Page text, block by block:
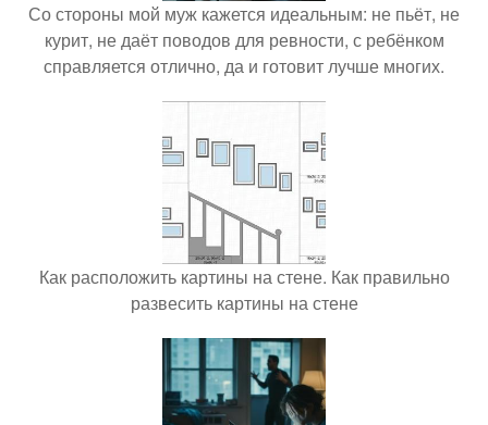
Со стороны мой муж кажется идеальным: не пьёт, не
курит, не даёт поводов для ревности, с ребёнком
справляется отлично, да и готовит лучше многих.
Как расположить картины на стене. Как правильно
развесить картины на стене